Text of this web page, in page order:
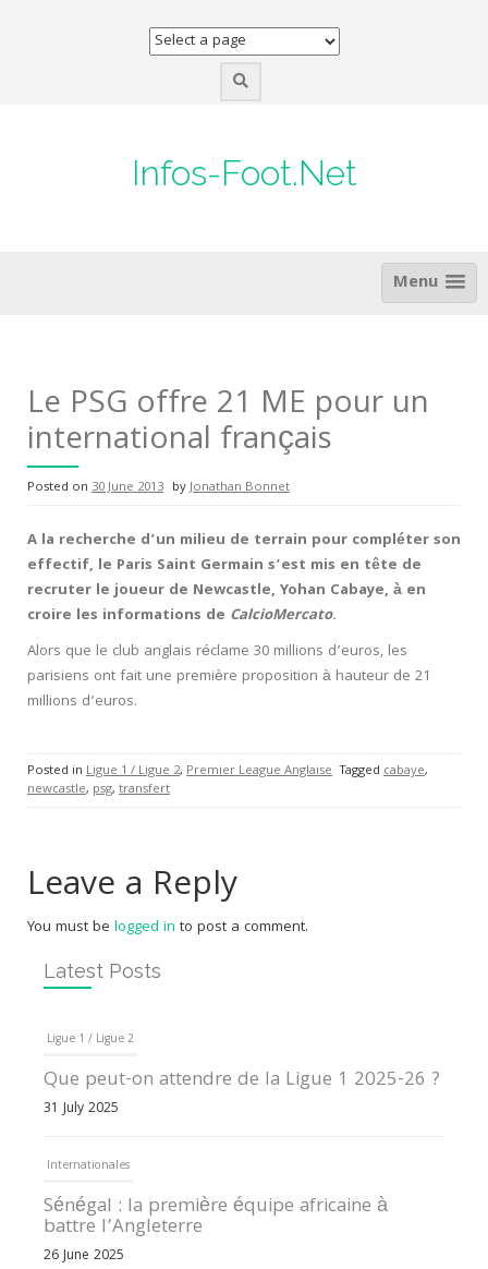
Infos-Foot.Net
Menu
Le PSG offre 21 ME pour un
international français
Posted on 30 June 2013 byJonathan Bonnet
A la recherche d’un milieu de terrain pour compléter son
effectif, le Paris Saint Germain s’est mis en tête de
recruter le joueur de Newcastle, Yohan Cabaye, à en
croire les informations de CalcioMercato.
Alors que le club anglais réclame 30 millions d’euros, les
parisiens ont fait une première proposition à hauteur de 21
millions d’euros.
Posted in Ligue 1 / Ligue 2, Premier League Anglaise Tagged cabaye,
newcastle, psg, transfert
Leave a Reply
You must be logged in to post a comment.
Latest Posts
Ligue 1 / Ligue 2
Que peut-on attendre de la Ligue 1 2025-26 ?
31 July 2025
Internationales
Sénégal : la première équipe africaine à
battre l’Angleterre
26 June 2025